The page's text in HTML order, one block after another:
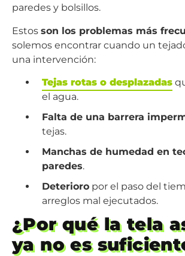
paredes y bolsillos.
Estos son los problemas más
solemos encontrar cuando un
una intervención:
Tejas rotas o desplazadas
el agua.
Falta de una barrera
tejas.
Manchas de humedad en
paredes.
Deterioropor el paso del
arreglos mal ejecutados.
¿Por qué la tela
ya no es